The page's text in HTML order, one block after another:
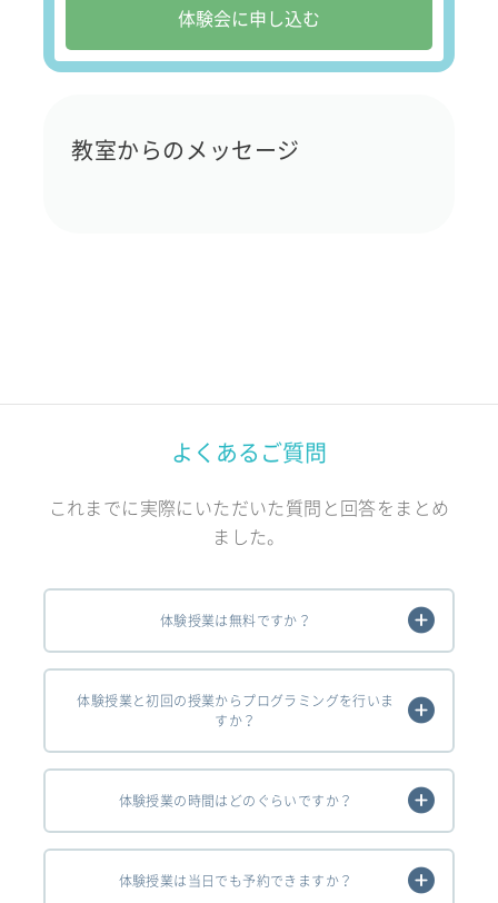
体験会に申し込む
教室からのメッセージ
よくあるご質問
これまでに実際にいただいた質問と回答をまとめ
ました。
体験授業は無料ですか？
体験授業と初回の授業からプログラミングを行いま
すか？
体験授業の時間はどのぐらいですか？
体験授業は当日でも予約できますか？